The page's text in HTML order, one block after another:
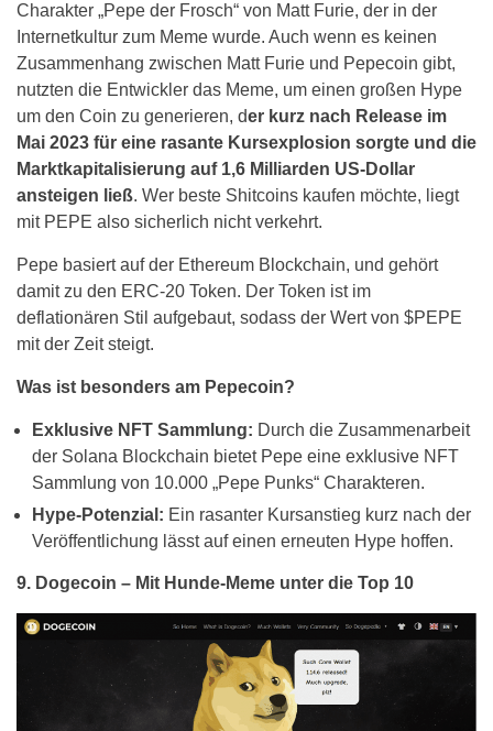
Charakter „Pepe der Frosch“ von Matt Furie, der in der
Internetkultur zum Meme wurde. Auch wenn es keinen
Zusammenhang zwischen Matt Furie und Pepecoin gibt,
nutzten die Entwickler das Meme, um einen großen Hype
um den Coin zu generieren, der kurz nach Release im
Mai 2023 für eine rasante Kursexplosion sorgte und die
Marktkapitalisierung auf 1,6 Milliarden US-Dollar
ansteigen ließ. Wer beste Shitcoins kaufen möchte, liegt
mit PEPE also sicherlich nicht verkehrt.
Pepe basiert auf der Ethereum Blockchain, und gehört
damit zu den ERC-20 Token. Der Token ist im
deflationären Stil aufgebaut, sodass der Wert von $PEPE
mit der Zeit steigt.
Was ist besonders am Pepecoin?
Exklusive NFT Sammlung: Durch die Zusammenarbeit
der Solana Blockchain bietet Pepe eine exklusive NFT
Sammlung von 10.000 „Pepe Punks“ Charakteren.
Hype-Potenzial: Ein rasanter Kursanstieg kurz nach der
Veröffentlichung lässt auf einen erneuten Hype hoffen.
9. Dogecoin – Mit Hunde-Meme unter die Top 10